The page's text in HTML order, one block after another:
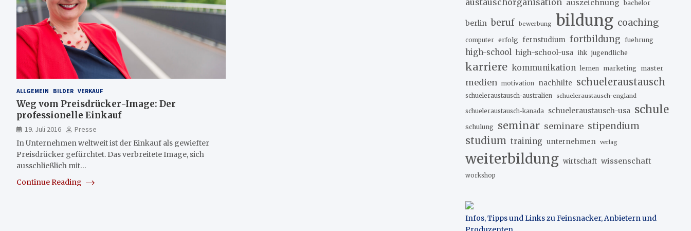
ALLGEMEIN BILDER VERKAUF
Weg vom Preisdrücker-Image: Der
professionelle Einkauf
19. Juli 2016
Presse
In Unternehmen weltweit ist der Einkauf als gewiefter
Preisdrücker gefürchtet. Das verbreitete Image, sich
ausschließlich mit…
Continue Reading
austauschorganisation auszeichnung bachelor
berlin beruf bewerbung bildung coaching
computer erfolg fernstudium fortbildung fuehrung
high-school high-school-usa ihk jugendliche
karriere kommunikation lernen marketing master
medien motivation nachhilfe schueleraustausch
schueleraustausch-australien schueleraustausch-england
schueleraustausch-kanada schueleraustausch-usa schule
schulung seminar seminare stipendium
studium training unternehmen verlag
weiterbildung wirtschaft wissenschaft
workshop
Infos, Tipps und Links zu Feinsnacker, Anbietern und